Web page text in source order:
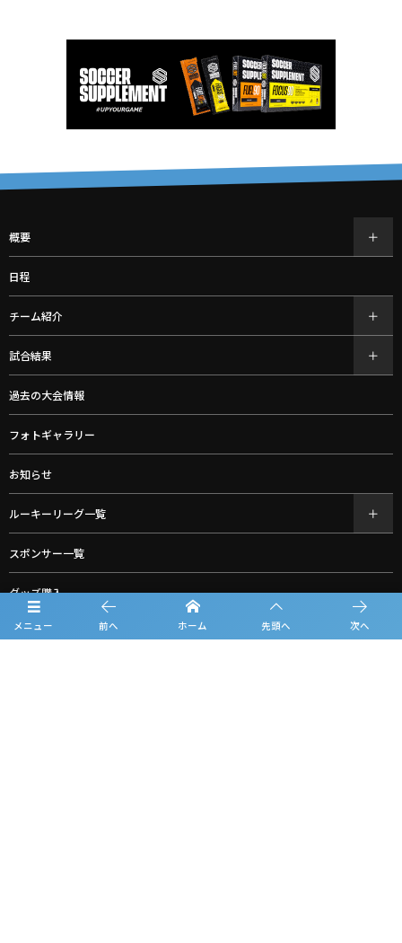
メニュー 前へ ホーム 先頭へ 次へ
概要
日程
チーム紹介
試合結果
過去の大会情報
フォトギャラリー
お知らせ
ルーキーリーグ一覧
スポンサー一覧
グッズ購入
お問合せ